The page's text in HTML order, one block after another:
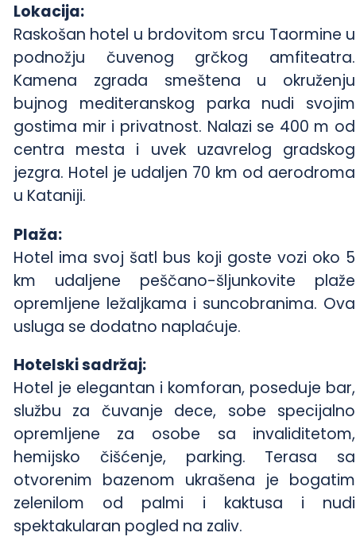
Lokacija:
Raskošan hotel u brdovitom srcu Taormine u
podnožju čuvenog grčkog amfiteatra.
Kamena zgrada smeštena u okruženju
bujnog mediteranskog parka nudi svojim
gostima mir i privatnost. Nalazi se 400 m od
centra mesta i uvek uzavrelog gradskog
jezgra. Hotel je udaljen 70 km od aerodroma
u Kataniji.
Plaža:
Hotel ima svoj šatl bus koji goste vozi oko 5
km udaljene peščano-šljunkovite plaže
opremljene ležaljkama i suncobranima. Ova
usluga se dodatno naplaćuje.
Hotelski sadržaj:
Hotel je elegantan i komforan, poseduje bar,
službu za čuvanje dece, sobe specijalno
opremljene za osobe sa invaliditetom,
hemijsko čišćenje, parking. Terasa sa
otvorenim bazenom ukrašena je bogatim
zelenilom od palmi i kaktusa i nudi
spektakularan pogled na zaliv.